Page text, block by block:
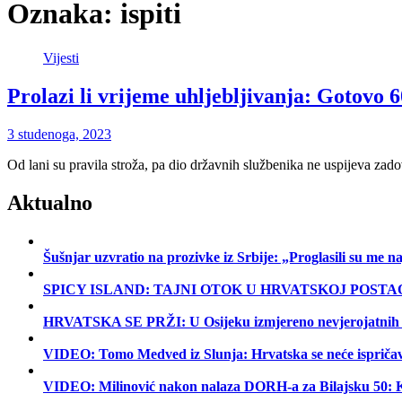
Oznaka: ispiti
Vijesti
Prolazi li vrijeme uhljebljivanja: Gotovo
3 studenoga, 2023
Od lani su pravila stroža, pa dio državnih službenika ne uspijeva
Aktualno
Šušnjar uzvratio na prozivke iz Srbije: „Proglasili su me
SPICY ISLAND: TAJNI OTOK U HRVATSKOJ
HRVATSKA SE PRŽI: U Osijeku izmjereno
VIDEO: Tomo Medved iz Slunja: Hrvatska se neće
VIDEO: Milinović nakon nalaza DORH-a za Bilajsku